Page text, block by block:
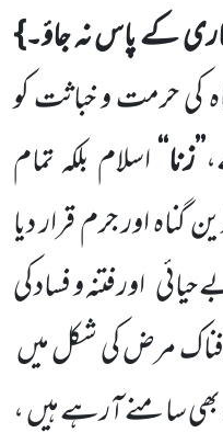
کے پاس نہ جاؤ۔}
حرمت و خباثت کو
’’زنا‘‘اسلام بلکہ تمام
گناہ اور جرم قرار دیا
اور فتنہ و فساد کی
مرض کی شکل میں
سامنے آرہے ہیں،